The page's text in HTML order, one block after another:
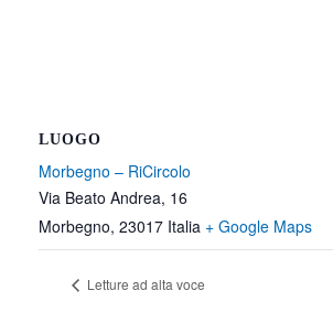
LUOGO
Morbegno – RiCircolo
Via Beato Andrea, 16
Morbegno, 23017 Italia + Google Maps
Letture ad alta voce